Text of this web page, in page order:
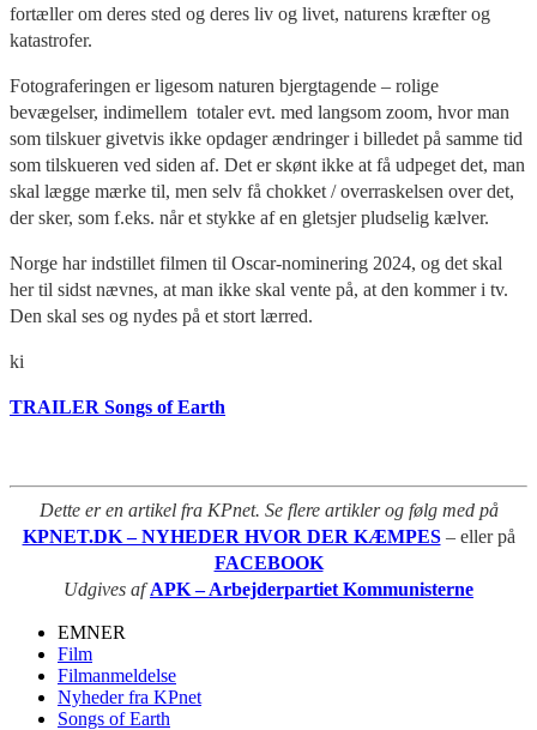
fortæller om deres sted og deres liv og livet, naturens kræfter og
katastrofer.
Fotograferingen er ligesom naturen bjergtagende – rolige
bevægelser, indimellem totaler evt. med langsom zoom, hvor man
som tilskuer givetvis ikke opdager ændringer i billedet på samme tid
som tilskueren ved siden af. Det er skønt ikke at få udpeget det, man
skal lægge mærke til, men selv få chokket / overraskelsen over det,
der sker, som f.eks. når et stykke af en gletsjer pludselig kælver.
Norge har indstillet filmen til Oscar-nominering 2024, og det skal
her til sidst nævnes, at man ikke skal vente på, at den kommer i tv.
Den skal ses og nydes på et stort lærred.
ki
TRAILER Songs of Earth
Dette er en artikel fra KPnet. Se flere artikler og følg med på
KPNET.DK – NYHEDER HVOR DER KÆMPES – eller på
FACEBOOK
Udgives afAPK – Arbejderpartiet Kommunisterne
EMNER
Film
Filmanmeldelse
Nyheder fra KPnet
Songs of Earth